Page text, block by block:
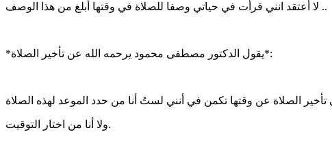
‏لا أعتقد انني قرأت في حياتي وصفا للصلاة في وقتها أبلغ من هذا الوصف ..
*يقول الدكتور مصطفى محمود يرحمه الله عن تأخير الصلاة*:
ولا أنا من اختار التوقيت.